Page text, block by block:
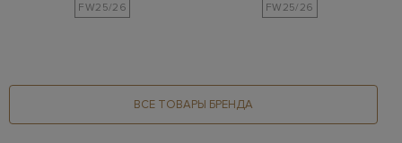
FW25/26 FW25/26
ВСЕ ТОВАРЫ БРЕНДА